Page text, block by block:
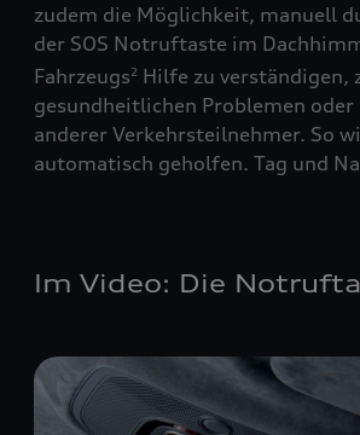
zudem die Möglichkeit, manuell
der SOS Notruftaste im
Fahrzeugs2 Hilfe zu verständigen,
gesundheitlichen Problemen
anderer Verkehrsteilnehmer. So
automatisch geholfen. Tag und
Im Video: Die